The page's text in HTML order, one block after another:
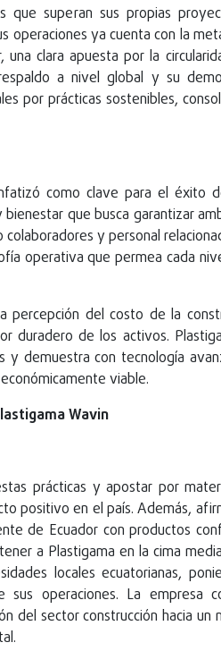
que superan sus propias
ya cuenta con la
una clara apuesta por la
a nivel global y su
por prácticas sostenibles,
como clave para el éxito
que busca garantizar
y personal
operativa que permea cada
percepción del costo de la
duradero de los activos.
y demuestra con tecnología
viable.
Wavin
prácticas y apostar por
positivo en el país. Además,
de Ecuador con productos
a Plastigama en la cima
locales ecuatorianas,
operaciones. La empresa
del sector construcción hacia un